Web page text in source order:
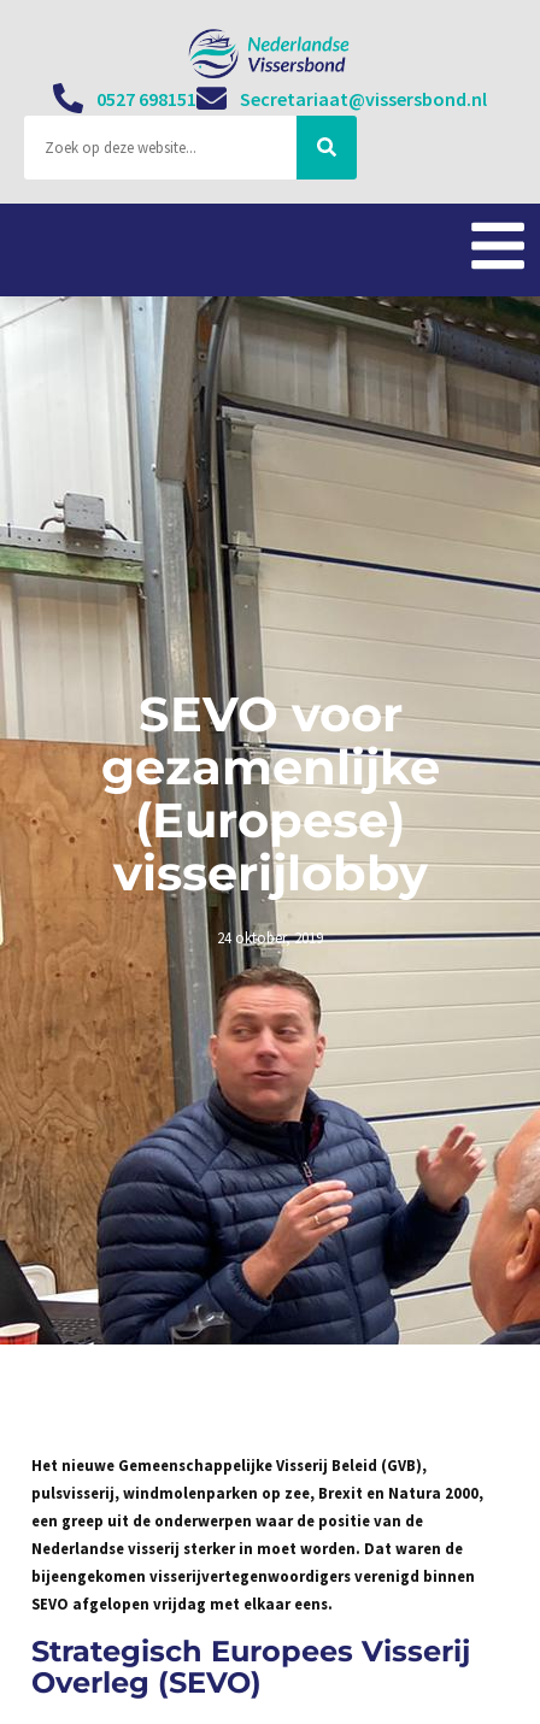
0527 698151 Secretariaat@vissersbond.nl
SEVO voor
gezamenlijke
(Europese)
visserijlobby
24 oktober, 2019
Het nieuwe Gemeenschappelijke Visserij Beleid (GVB),
pulsvisserij, windmolenparken op zee, Brexit en Natura 2000,
een greep uit de onderwerpen waar de positie van de
Nederlandse visserij sterker in moet worden. Dat waren de
bijeengekomen visserijvertegenwoordigers verenigd binnen
SEVO afgelopen vrijdag met elkaar eens.
Strategisch Europees Visserij
Overleg (SEVO)